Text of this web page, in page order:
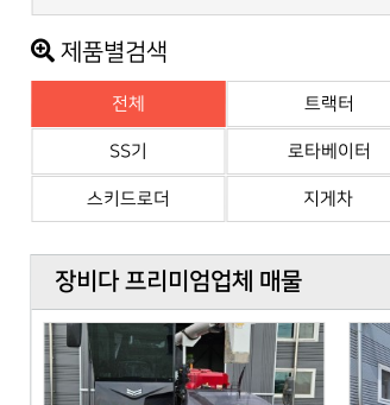
제품별검색
전체 트랙터
SS기 로타베이터
스키드로더 지게차
장비다 프리미엄업체 매물